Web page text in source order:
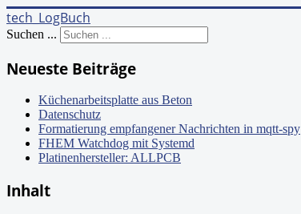
tech_LogBuch
Suchen ...
Neueste Beiträge
Küchenarbeitsplatte aus Beton
Datenschutz
Formatierung empfangener Nachrichten in mqtt-spy
FHEM Watchdog mit Systemd
Platinenhersteller: ALLPCB
Inhalt